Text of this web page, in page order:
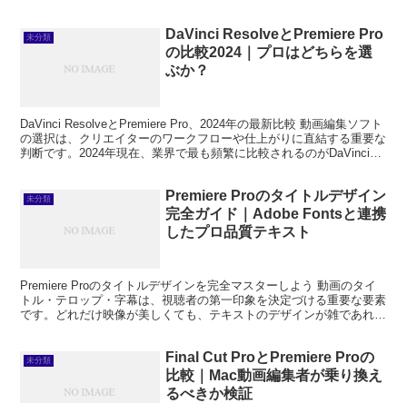
未分類
DaVinci ResolveとPremiere Pro
の比較2024｜プロはどちらを選
ぶか？
DaVinci ResolveとPremiere Pro、2024年の最新比較 動画編集ソフト
の選択は、クリエイターのワークフローや仕上がりに直結する重要な
判断です。2024年現在、業界で最も頻繁に比較されるのがDaVinci
未分類
Premiere Proのタイトルデザイン
完全ガイド｜Adobe Fontsと連携
したプロ品質テキスト
Premiere Proのタイトルデザインを完全マスターしよう 動画のタイ
トル・テロップ・字幕は、視聴者の第一印象を決定づける重要な要素
です。どれだけ映像が美しくても、テキストのデザインが雑であれば
未分類
Final Cut ProとPremiere Proの
比較｜Mac動画編集者が乗り換え
るべきか検証